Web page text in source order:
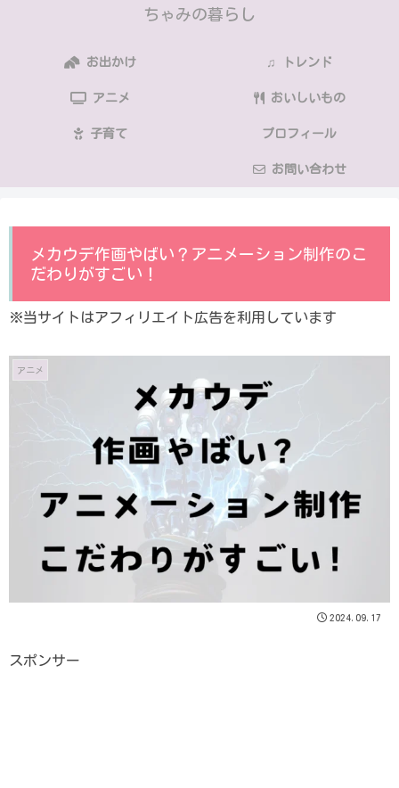
ちゃみの暮らし
お出かけ ♫ トレンド
アニメ おいしいもの
子育て プロフィール
お問い合わせ
メカウデ作画やばい？アニメーション制作のこ
だわりがすごい！
※当サイトはアフィリエイト広告を利用しています
アニメ
2024.09.17
スポンサー